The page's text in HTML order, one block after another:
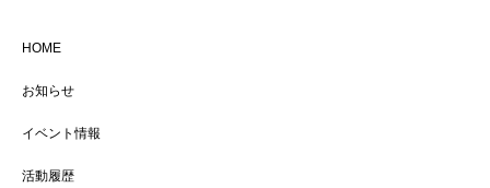
HOME
お知らせ
イベント情報
活動履歴